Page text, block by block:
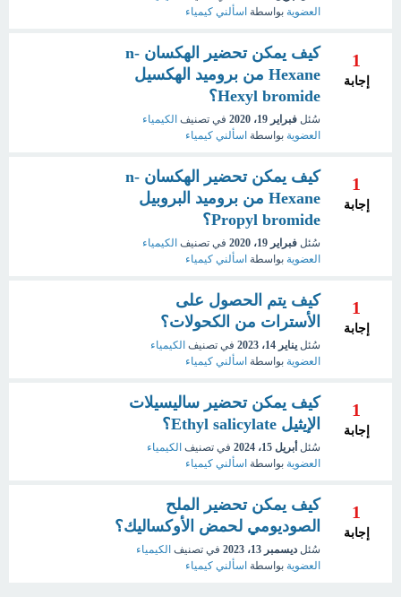
العضوية بواسطة اسألني كيمياء
1
إجابة
كيف يمكن تحضير الهكسان n-
Hexane من بروميد الهكسيل
Hexyl bromide؟
سُئل فبراير 19، 2020 في تصنيف الكيمياء
العضوية بواسطة اسألني كيمياء
1
إجابة
كيف يمكن تحضير الهكسان n-
Hexane من بروميد البروبيل
Propyl bromide؟
سُئل فبراير 19، 2020 في تصنيف الكيمياء
العضوية بواسطة اسألني كيمياء
1
إجابة
كيف يتم الحصول على
الأسترات من الكحولات؟
سُئل يناير 14، 2023 في تصنيف الكيمياء
العضوية بواسطة اسألني كيمياء
1
إجابة
كيف يمكن تحضير ساليسيلات
الإيثيل Ethyl salicylate؟
سُئل أبريل 15، 2024 في تصنيف الكيمياء
العضوية بواسطة اسألني كيمياء
1
إجابة
كيف يمكن تحضير الملح
الصوديومي لحمض الأوكساليك؟
سُئل ديسمبر 13، 2023 في تصنيف الكيمياء
العضوية بواسطة اسألني كيمياء